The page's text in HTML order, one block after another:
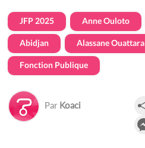
JFP 2025 Anne Ouloto
Abidjan Alassane Ouattara
Fonction Publique
Par Koaci